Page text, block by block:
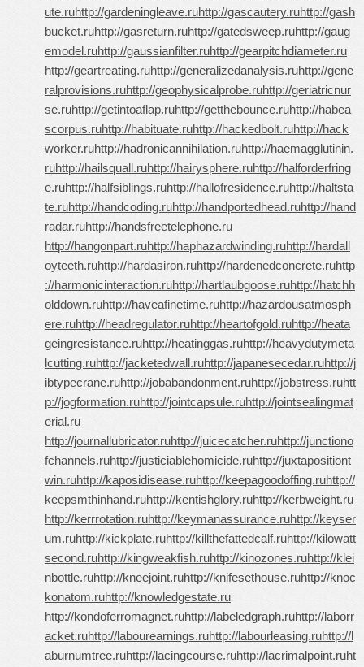
ute.ruhttp://gardeningleave.ruhttp://gascautery.ruhttp://gash
bucket.ruhttp://gasreturn.ruhttp://gatedsweep.ruhttp://gaug
emodel.ruhttp://gaussianfilter.ruhttp://gearpitchdiameter.ru
http://geartreating.ruhttp://generalizedanalysis.ruhttp://gene
ralprovisions.ruhttp://geophysicalprobe.ruhttp://geriatricnur
se.ruhttp://getintoaflap.ruhttp://getthebounce.ruhttp://habea
scorpus.ruhttp://habituate.ruhttp://hackedbolt.ruhttp://hack
worker.ruhttp://hadronicannihilation.ruhttp://haemagglutinin.
ruhttp://hailsquall.ruhttp://hairysphere.ruhttp://halforderfring
e.ruhttp://halfsiblings.ruhttp://hallofresidence.ruhttp://haltsta
te.ruhttp://handcoding.ruhttp://handportedhead.ruhttp://hand
radar.ruhttp://handsfreetelephone.ru
http://hangonpart.ruhttp://haphazardwinding.ruhttp://hardall
oyteeth.ruhttp://hardasiron.ruhttp://hardenedconcrete.ruhttp
://harmonicinteraction.ruhttp://hartlaubgoose.ruhttp://hatchh
olddown.ruhttp://haveafinetime.ruhttp://hazardousatmosph
ere.ruhttp://headregulator.ruhttp://heartofgold.ruhttp://heata
geingresistance.ruhttp://heatinggas.ruhttp://heavydutymeta
lcutting.ruhttp://jacketedwall.ruhttp://japanesecedar.ruhttp://j
ibtypecrane.ruhttp://jobabandonment.ruhttp://jobstress.ruhtt
p://jogformation.ruhttp://jointcapsule.ruhttp://jointsealingmat
erial.ru
http://journallubricator.ruhttp://juicecatcher.ruhttp://junctiono
fchannels.ruhttp://justiciablehomicide.ruhttp://juxtapositiont
win.ruhttp://kaposidisease.ruhttp://keepagoodoffing.ruhttp://
keepsmthinhand.ruhttp://kentishglory.ruhttp://kerbweight.ru
http://kerrrotation.ruhttp://keymanassurance.ruhttp://keyser
um.ruhttp://kickplate.ruhttp://killthefattedcalf.ruhttp://kilowatt
second.ruhttp://kingweakfish.ruhttp://kinozones.ruhttp://klei
nbottle.ruhttp://kneejoint.ruhttp://knifesethouse.ruhttp://knoc
konatom.ruhttp://knowledgestate.ru
http://kondoferromagnet.ruhttp://labeledgraph.ruhttp://laborr
acket.ruhttp://labourearnings.ruhttp://labourleasing.ruhttp://l
aburnumtree.ruhttp://lacingcourse.ruhttp://lacrimalpoint.ruht